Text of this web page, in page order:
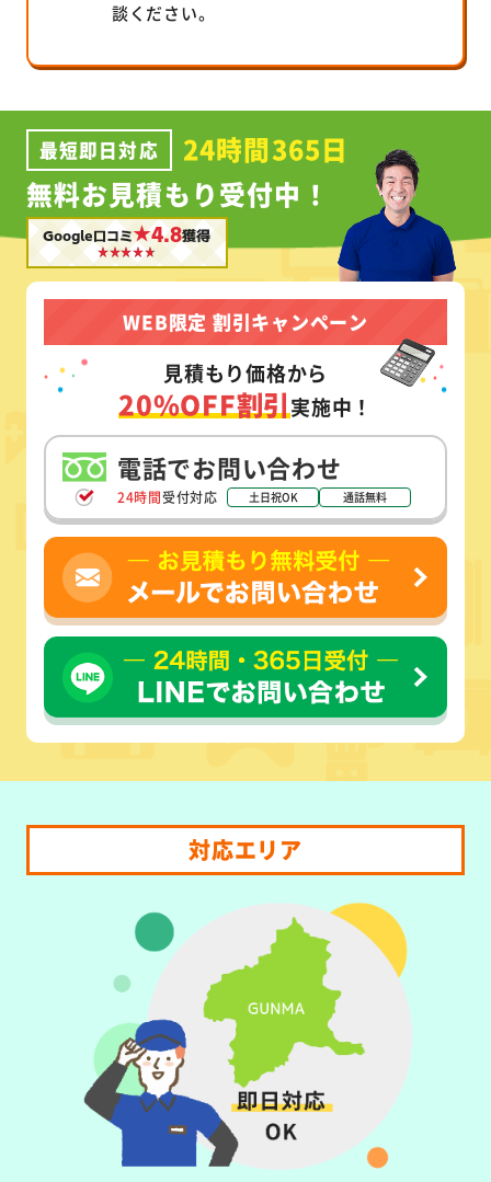
談ください。
最短即日対応
24時間365日
無料お見積もり受付中！
Google口コミ★4.8獲得
WEB限定 割引キャンペーン
見積もり価格から
20%OFF割引実施中！
電話でお問い合わせ
24時間受付対応 土日祝OK 通話無料
対応エリア